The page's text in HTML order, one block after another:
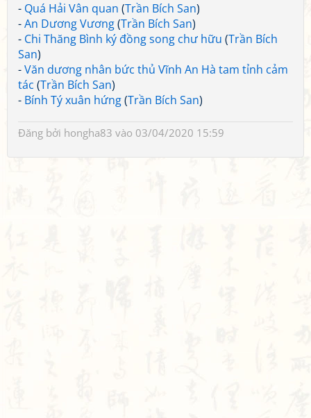
- Quá Hải Vân quan (Trần Bích San)
-An Dương Vương(Trần Bích San)
- Chi Thăng Bình ký đồng song chư hữu (Trần Bích
San)
-Văn dương nhân bức thủ Vĩnh An Hà tam tỉnh cảm
tác (Trần Bích San)
- Bính Tý xuân hứng(Trần Bích San)
Đăng bởi hongha83 vào 03/04/2020 15:59